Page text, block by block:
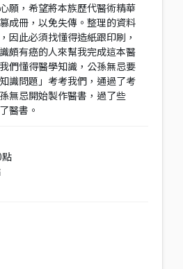
願，希望將本族歷代醫術精華
成冊，以免失傳。整理的資料
因此必須找懂得造紙跟印刷，
頗有癌的人來幫我完成這本醫
們懂得醫學知識，公孫無忌要
識問題」考考我們，通過了考
無忌開始製作醫書，過了些
醫書。